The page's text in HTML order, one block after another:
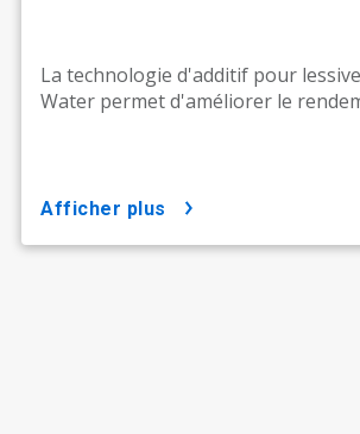
La technologie d'additif pour
Water permet d'améliorer le
afficher plus